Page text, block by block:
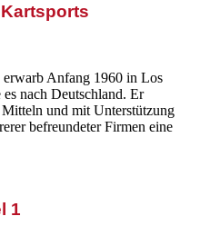
Anfang 1960 in Los
nach Deutschland. Er
und mit Unterstützung
befreundeter Firmen eine
1